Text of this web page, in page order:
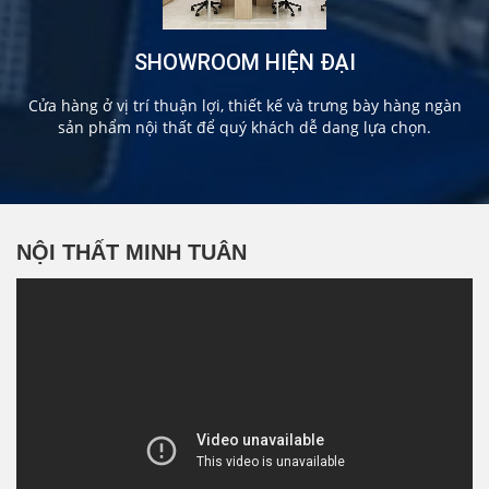
SHOWROOM HIỆN ĐẠI
Cửa hàng ở vị trí thuận lợi, thiết kế và trưng bày hàng ngàn
sản phẩm nội thất để quý khách dễ dang lựa chọn.
NỘI THẤT MINH TUÂN